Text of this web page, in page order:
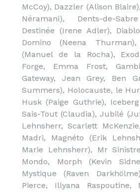
McCoy), Dazzler (Alison
Néramani), Dents-de-
Destinée (Irene Adler),
Domino (Neena
(Manuel de la Rocha),
Forge, Emma Frost,
Gateway, Jean Grey, Ben
Summers), Holocauste, le
Husk (Paige Guthrie),
Sais-Tout (Claudia), Jubilé
Lehnsherr, Scarlett
Madri, Magnéto (Erik
Marie Lehnsherr), Mr
Mondo, Morph (Kevin
Mystique (Raven
Pierce, Illyana Raspoutine,